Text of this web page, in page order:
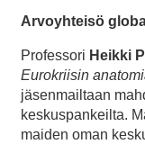
Arvoyhteisö
Professori Heikki
Eurokriisin
jäsenmailtaan
keskuspankeilta.
maiden oman